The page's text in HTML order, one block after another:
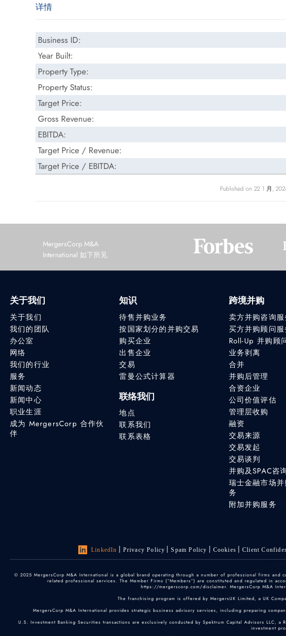
详情
Business ID:
Year Built:
Property Type:
Property Status:
Target Price:
Gross Revenue:
EBITDA:
Target Price / Revenue:
Target Price / EBITDA:
Published on 22 1 月,
MergersCorp M&A
International 如下所见
关于我们
关于我们
我们的团队
办公室
网络
我们的行业
服务
新闻动态
新闻中心
职业生涯
成为 MergersCorp 合作伙
伴
知识
待售并购业务
按国家划分的并购交易
购买企业
出售企业
交易
雷曼公式计算器
联络我们
地点
联系我们
联系表格
跨境并购
卖方并购咨询服
买方并购顾问服
Roll-Up 并购顾
业务剥离
合并
并购后管理
合资企业
公司价值评估
管理层收购
融资
交易来源
交易发起
交易谈判
并购及SPAC咨
瑞士金融市场
务
附加并购服务
LinkedIn Privacy Policy Spam Policy Cookies Client
© 2025 MergersCorp M&A International is a global brand operating through a number of professional firms and
related professional services. The Member Firms (“Members”) are constituted and regulated in
https://mergerscorp.com/disclaimer. MergersCorp M&A
The franchising program is offered by MergersUK Limited, a UK
MergersCorp M&A International provides strategic business advisory services, including preparing
U.S. Investment Banking Securities transactions are exclusively conducted by Spektrum Capital Advisors
investment